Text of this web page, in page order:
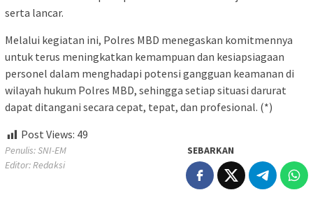
serta lancar.
Melalui kegiatan ini, Polres MBD menegaskan komitmennya
untuk terus meningkatkan kemampuan dan kesiapsiagaan
personel dalam menghadapi potensi gangguan keamanan di
wilayah hukum Polres MBD, sehingga setiap situasi darurat
dapat ditangani secara cepat, tepat, dan profesional. (*)
Post Views: 49
Penulis: SNI-EM
Editor: Redaksi
SEBARKAN